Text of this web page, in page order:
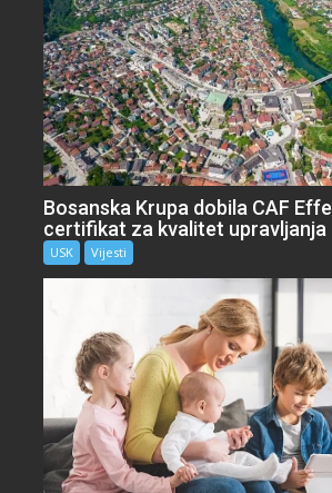
Bosanska Krupa dobila CAF
certifikat za kvalitet upravljanja
USK Vijesti